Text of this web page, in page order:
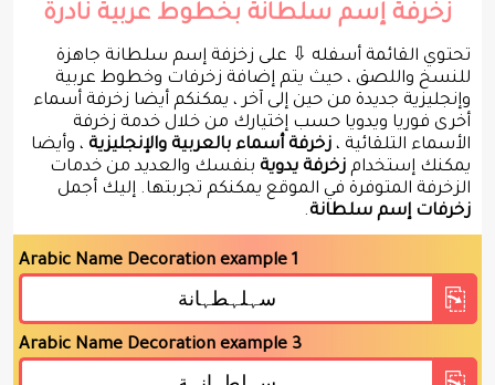
زخرفة إسم سلطانة بخطوط عربية نادرة
تحتوي القائمة أسفله ⇩ على زخزفة إسم سلطانة جاهزة
للنسخ واللصق ، حيث يتم إضافة زخرفات وخطوط عربية
وإنجليزية جديدة من حين إلى آخر ، يمكنكم أيضا زخرفة أسماء
أخرى فوريا ويدويا حسب إختيارك من خلال خدمة زخرفة
الأسماء التلقائية ،زخرفة أسماء بالعربية والإنجليزية ، وأيضا
يمكنك إستخدامزخرفة يدوية بنفسك والعديد من خدمات
الزخرفة المتوفرة في الموقع يمكنكم تجربتها. إليك أجمل
زخرفات إسم سلطانة.
Arabic Name Decoration example 1
Arabic Name Decoration example 3